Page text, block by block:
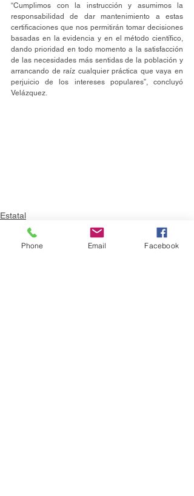
“Cumplimos con la instrucción y asumimos la
responsabilidad de dar mantenimiento a estas
certificaciones que nos permitirán tomar decisiones
basadas en la evidencia y en el método científico,
dando prioridad en todo momento a la satisfacción
de las necesidades más sentidas de la población y
arrancando de raíz cualquier práctica que vaya en
perjuicio de los intereses populares”, concluyó
Velázquez.
Estatal
Phone Email Facebook